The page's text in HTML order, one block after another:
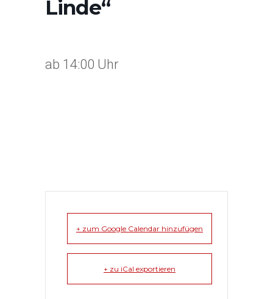
Linde“
ab 14:00 Uhr
+ zum Google Calendar hinzufügen
+ zu iCal exportieren